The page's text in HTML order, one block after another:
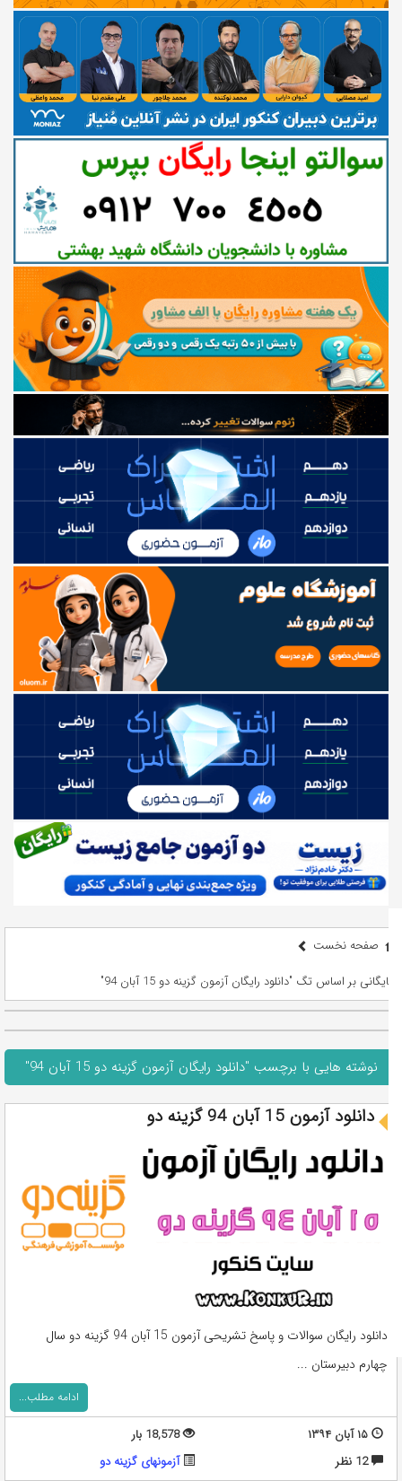
صفحه نخست
بایگانی بر اساس تگ "دانلود رایگان آزمون گزینه دو 15 آبان 94"
نوشته هایی با برچسب "دانلود رایگان آزمون گزینه دو 15 آبان 94"
دانلود آزمون 15 آبان 94 گزینه دو
دانلود رایگان سوالات و پاسخ تشریحی آزمون 15 آبان 94 گزینه دو سال
چهارم دبیرستان ...
ادامه مطلب...
۱۵ آبان ۱۳۹۴
18,578 بار
12 نظر
آزمونهای گزینه دو